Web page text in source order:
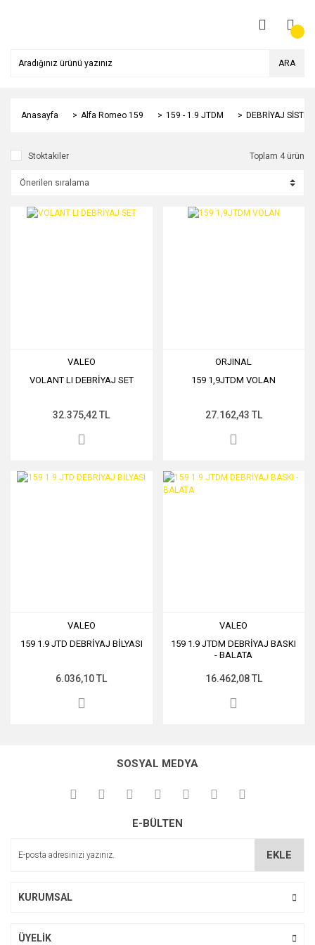
ARA
Anasayfa Alfa Romeo 159 159 - 1.9 JTDM DEBRİYAJ
Stoktakiler Toplam 4 ürün
VALEO
VOLANT LI DEBRİYAJ SET
32.375,42 TL
ORJINAL
159 1,9JTDM VOLAN
27.162,43 TL
VALEO
159 1.9 JTD DEBRİYAJ BİLYASI
6.036,10 TL
VALEO
159 1.9 JTDM DEBRİYAJ BASKI
- BALATA
16.462,08 TL
SOSYAL MEDYA
E-BÜLTEN
EKLE
KURUMSAL
ÜYELİK